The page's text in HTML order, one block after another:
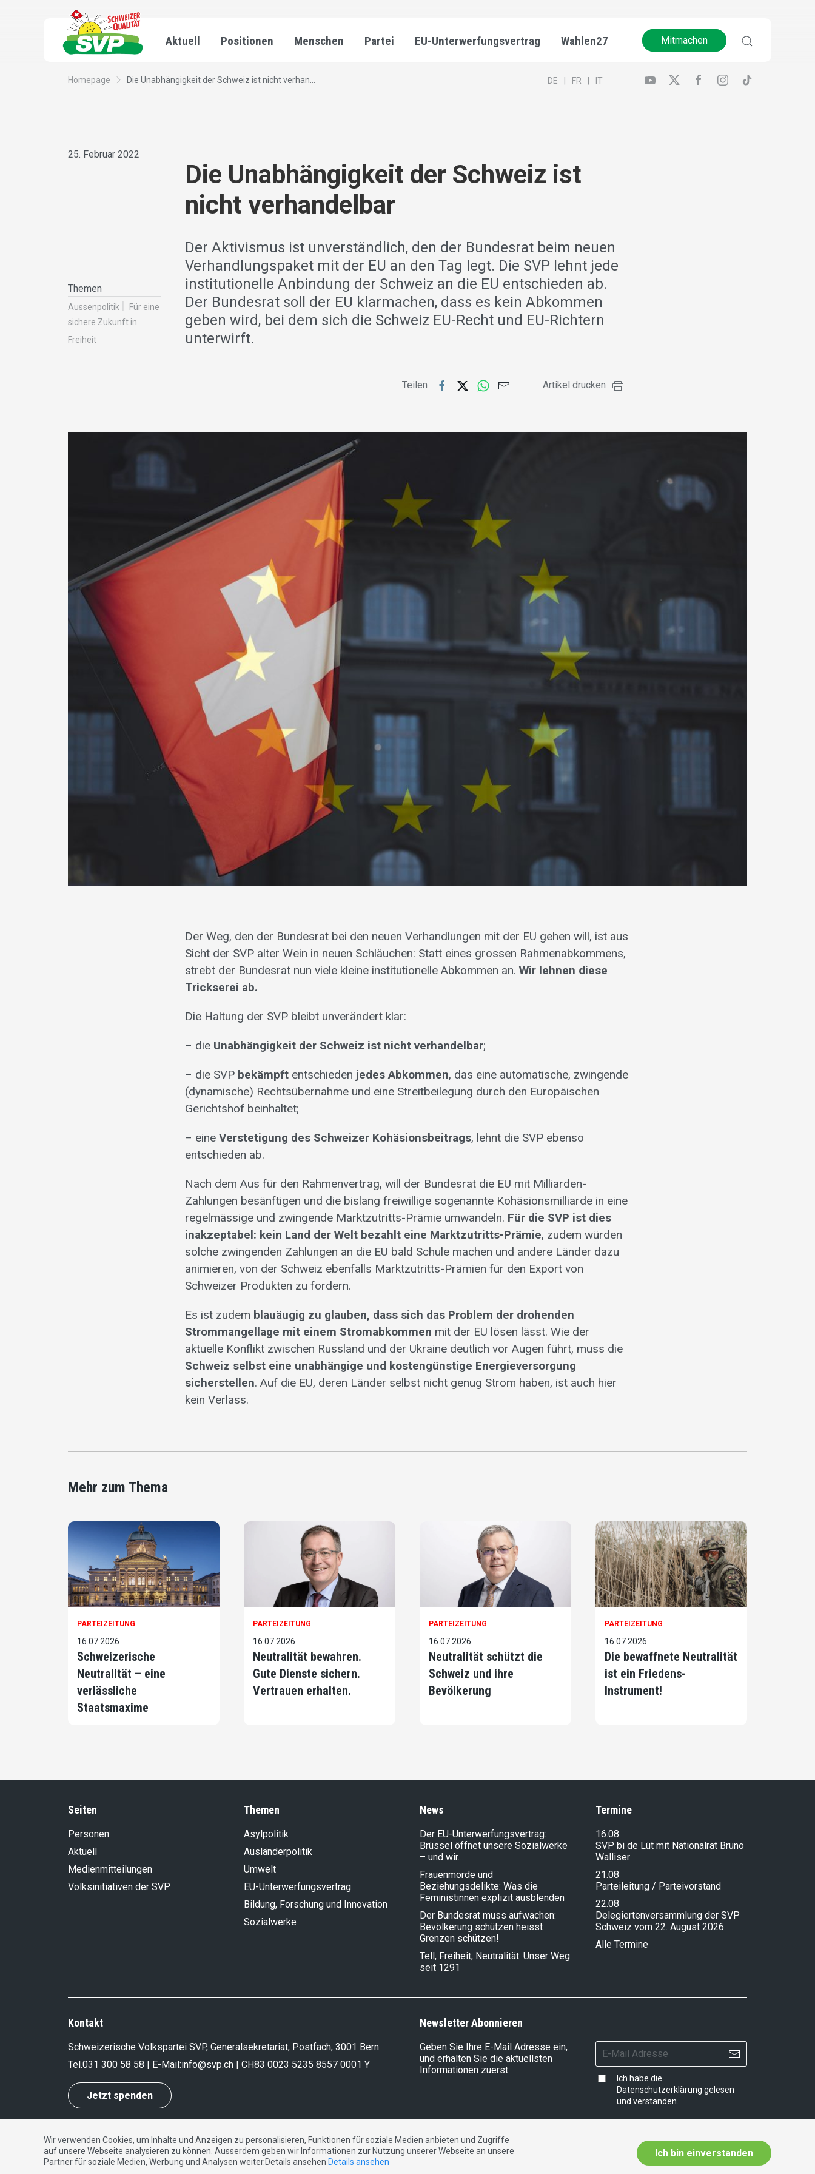
Aktuell Positionen Menschen Partei EU-Unterwerfungsvertrag Wahlen27 Mitmachen
Homepage Die Unabhängigkeit der Schweiz ist nicht verhan... DE FR IT
25. Februar 2022
Themen
Aussenpolitik
Für eine
sichere Zukunft in
Freiheit
Die Unabhängigkeit der Schweiz ist
nicht verhandelbar
Der Aktivismus ist unverständlich, den der Bundesrat beim neuen
Verhandlungspaket mit der EU an den Tag legt. Die SVP lehnt jede
institutionelle Anbindung der Schweiz an die EU entschieden ab.
Der Bundesrat soll der EU klarmachen, dass es kein Abkommen
geben wird, bei dem sich die Schweiz EU-Recht und EU-Richtern
unterwirft.
Teilen Artikel drucken
Der Weg, den der Bundesrat bei den neuen Verhandlungen mit der EU gehen will, ist aus
Sicht der SVP alter Wein in neuen Schläuchen: Statt eines grossen Rahmenabkommens,
strebt der Bundesrat nun viele kleine institutionelle Abkommen an.Wir lehnen diese
Trickserei ab.
Die Haltung der SVP bleibt unverändert klar:
– die Unabhängigkeit der Schweiz ist nicht verhandelbar;
– die SVP bekämpft entschieden jedes Abkommen, das eine automatische, zwingende
(dynamische) Rechtsübernahme und eine Streitbeilegung durch den Europäischen
Gerichtshof beinhaltet;
– eineVerstetigung des Schweizer Kohäsionsbeitrags, lehnt die SVP ebenso
entschieden ab.
Nach dem Aus für den Rahmenvertrag, will der Bundesrat die EU mit Milliarden-
Zahlungen besänftigen und die bislang freiwillige sogenannte Kohäsionsmilliarde in eine
regelmässige und zwingende Marktzutritts-Prämie umwandeln. Für die SVP ist dies
inakzeptabel: kein Land der Welt bezahlt eine Marktzutritts-Prämie, zudem würden
solche zwingenden Zahlungen an die EU bald Schule machen und andere Länder dazu
animieren, von der Schweiz ebenfalls Marktzutritts-Prämien für den Export von
Schweizer Produkten zu fordern.
Es ist zudem blauäugig zu glauben, dass sich das Problem der drohenden
Strommangellage mit einem Stromabkommen mit der EU lösen lässt. Wie der
aktuelle Konflikt zwischen Russland und der Ukraine deutlich vor Augen führt, muss die
Schweiz selbst eine unabhängige und kostengünstige Energieversorgung
sicherstellen. Auf die EU, deren Länder selbst nicht genug Strom haben, ist auch hier
kein Verlass.
Mehr zum Thema
PARTEIZEITUNG
16.07.2026
Schweizerische
Neutralität – eine
verlässliche
Staatsmaxime
PARTEIZEITUNG
16.07.2026
Neutralität bewahren.
Gute Dienste sichern.
Vertrauen erhalten.
PARTEIZEITUNG
16.07.2026
Neutralität schützt die
Schweiz und ihre
Bevölkerung
PARTEIZEITUNG
16.07.2026
Die bewaffnete Neutralität
ist ein Friedens-
Instrument!
Seiten
Personen
Aktuell
Medienmitteilungen
Volksinitiativen der SVP
Themen
Asylpolitik
Ausländer­politik
Umwelt
EU-Unterwerfungsvertrag
Bildung, Forschung und Innovation
Sozialwerke
News
Der EU-Unterwerfungsvertrag:
Brüssel öffnet unsere Sozialwerke
– und wir…
Frauenmorde und
Beziehungsdelikte: Was die
Feministinnen explizit ausblenden
Der Bundesrat muss aufwachen:
Bevölkerung schützen heisst
Grenzen schützen!
Tell, Freiheit, Neutralität: Unser Weg
seit 1291
Termine
16.08
SVP bi de Lüt mit Nationalrat Bruno
Walliser
21.08
Parteileitung / Parteivorstand
22.08
Delegiertenversammlung der SVP
Schweiz vom 22. August 2026
Alle Termine
Kontakt
Schweizerische Volkspartei SVP, Generalsekretariat, Postfach, 3001 Bern
Tel.031 300 58 58 | E-Mail:info@svp.ch | CH83 0023 5235 8557 0001 Y
Jetzt spenden
Newsletter Abonnieren
Geben Sie Ihre E-Mail Adresse ein,
und erhalten Sie die aktuellsten
Informationen zuerst.
Ich habe die
Datenschutzerklärung gelesen
und verstanden.
Impressum| Datenschutzerklärung|Kontakt DE FR IT
Wir verwenden Cookies, um Inhalte und Anzeigen zu personalisieren, Funktionen für soziale Medien anbieten und Zugriffe
auf unsere Webseite analysieren zu können. Ausserdem geben wir Informationen zur Nutzung unserer Webseite an unsere
Partner für soziale Medien, Werbung und Analysen weiter.Details ansehen Details ansehen
Ich bin einverstanden